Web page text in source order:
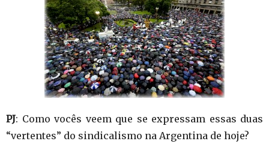
PJ: Como vocês veem que se expressam essas duas
“vertentes” do sindicalismo na Argentina de hoje?